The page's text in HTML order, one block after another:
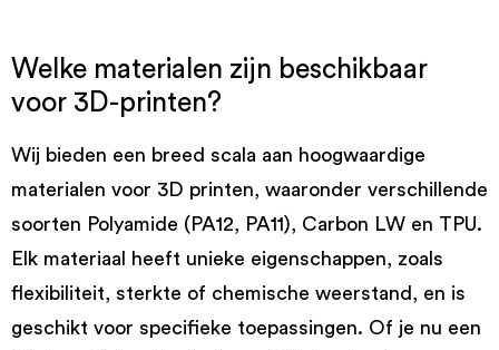
Welke materialen zijn beschikbaar
voor 3D-printen?
Wij bieden een breed scala aan hoogwaardige
materialen voor 3D printen, waaronder verschillende
soorten Polyamide (PA12, PA11), Carbon LW en TPU.
Elk materiaal heeft unieke eigenschappen, zoals
flexibiliteit, sterkte of chemische weerstand, en is
geschikt voor specifieke toepassingen. Of je nu een